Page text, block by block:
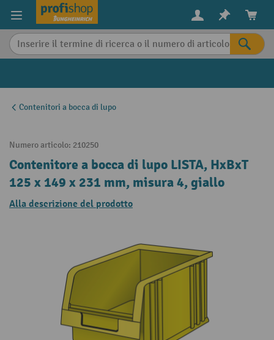
content
Contenitori a bocca di lupo
Numero articolo: 210250
Contenitore a bocca di lupo LISTA, HxBxT
125 x 149 x 231 mm, misura 4, giallo
Alla descrizione del prodotto